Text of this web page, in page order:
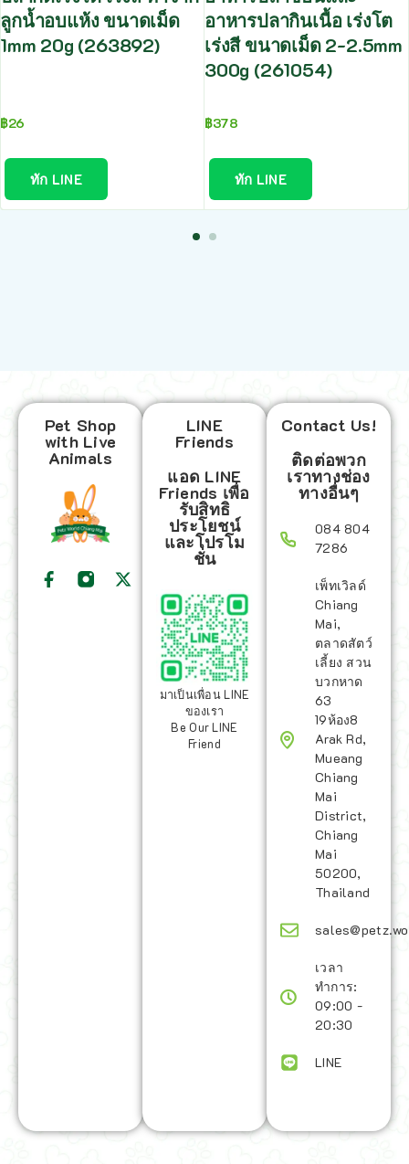
ลูกน้ำอบแห้ง ขนาดเม็ด
1mm 20g (263892)
฿26
ทัก LINE
อาหารปลากินเนื้อ เร่งโต
เร่งสี ขนาดเม็ด 2-2.5mm
300g (261054)
฿378
ทัก LINE
Pet Shop
with Live
Animals
LINE
Friends
แอด LINE
Friends เพื่อ
รับสิทธิ
ประโยชน์
และโปรโม
ชั่น
มาเป็นเพื่อน LINE
ของเรา
Be Our LINE
Friend
Contact Us!
ติดต่อพวก
เราทางช่อง
ทางอื่นๆ
084 804
7286
เพ็ทเวิลด์
Chiang
Mai,
ตลาดสัตว์
เลี้ยง สวน
บวกหาด
63
19ห้อง8
Arak Rd,
Mueang
Chiang
Mai
District,
Chiang
Mai
50200,
Thailand
เวลา
ทำการ:
09:00 -
20:30
LINE